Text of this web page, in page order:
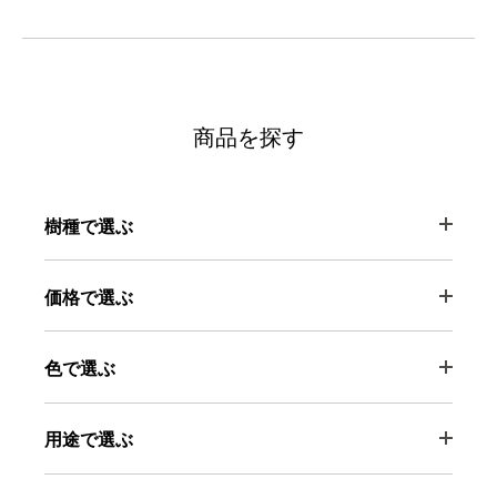
商品を探す
樹種で選ぶ
価格で選ぶ
色で選ぶ
用途で選ぶ